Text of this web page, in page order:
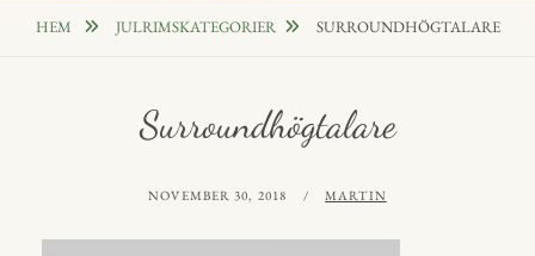
HEM JULRIMSKATEGORIER SURROUNDHÖGTALARE
Surroundhögtalare
PUBLICERAT
NOVEMBER 30, 2018 AV
MARTIN